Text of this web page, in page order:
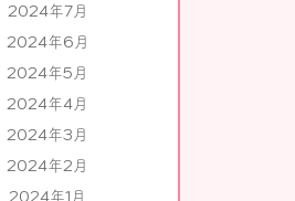
2024年7月
2024年6月
2024年5月
2024年4月
2024年3月
2024年2月
2024年1月